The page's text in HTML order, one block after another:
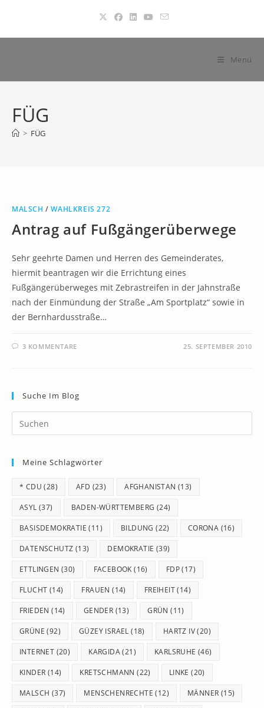
springen
Menü
FÜG
> FÜG
MALSCH /WAHLKREIS 272
Antrag auf Fußgängerüberwege
Sehr geehrte Damen und Herren des Gemeinderates,
hiermit beantragen wir die Errichtung eines
Fußgängerüberweges mit Zebrastreifen in der Jahnstraße
nach der Einmündung der Straße „Am Sportplatz“ sowie in
der Bernhardusstraße…
3 KOMMENTARE 25. SEPTEMBER 2010
Suche Im Blog
Meine Schlagwörter
* CDU (28) AFD (23) AFGHANISTAN (13)
ASYL (37) BADEN-WÜRTTEMBERG (24)
BASISDEMOKRATIE (11) BILDUNG (22) CORONA (16)
DATENSCHUTZ (13) DEMOKRATIE (39)
ETTLINGEN (30) FACEBOOK (16) FDP(17)
FLUCHT (14) FRAUEN (14) FREIHEIT(14)
FRIEDEN (14) GENDER (13) GRÜN (11)
GRÜNE (92) GÜZEY ISRAEL (18) HARTZ IV(20)
INTERNET (20) KARGIDA(21) KARLSRUHE (46)
KINDER (14) KRETSCHMANN (22) LINKE (20)
MALSCH (37) MENSCHENRECHTE (12) MÄNNER (15)